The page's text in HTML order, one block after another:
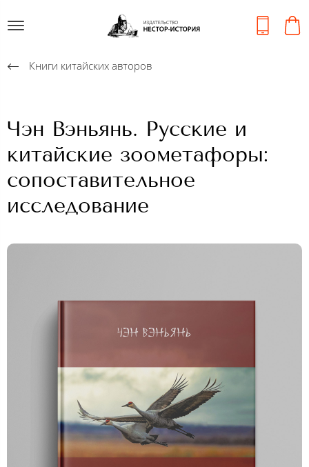
Книги китайских авторов
Чэн Вэньянь. Русские и
китайские зоометафоры:
сопоставительное
исследование